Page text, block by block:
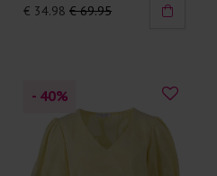
€ 34.98 € 69.95
- 40%